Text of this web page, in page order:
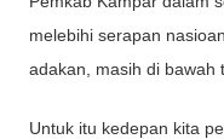
melebihi serapan
adakan, masih di bawah
Untuk itu kedepan kita